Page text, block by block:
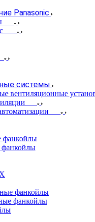
Panasonic
системы
вентиляционные
фанкойлы
фанкойлы
фанкойлы
фанкойлы